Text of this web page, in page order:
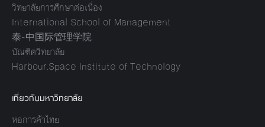
วิทยาลัยการศึกษาต่อเนื่อง
International School of Management
泰-中国际管理学院
บัณฑิตวิทยาลัย
Harbour.Space Institute of Technology
เกี่ยวกับมหาวิทยาลัย
หอการค้าไทย